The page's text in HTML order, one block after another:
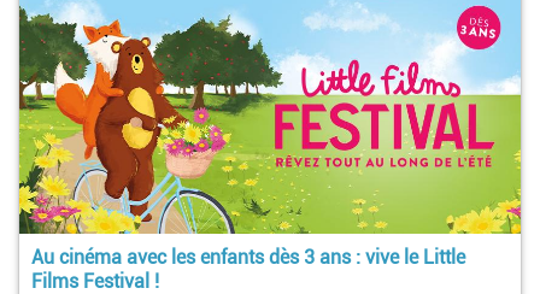
Au cinéma avec les enfants dès 3 ans : vive le Little
Films Festival !